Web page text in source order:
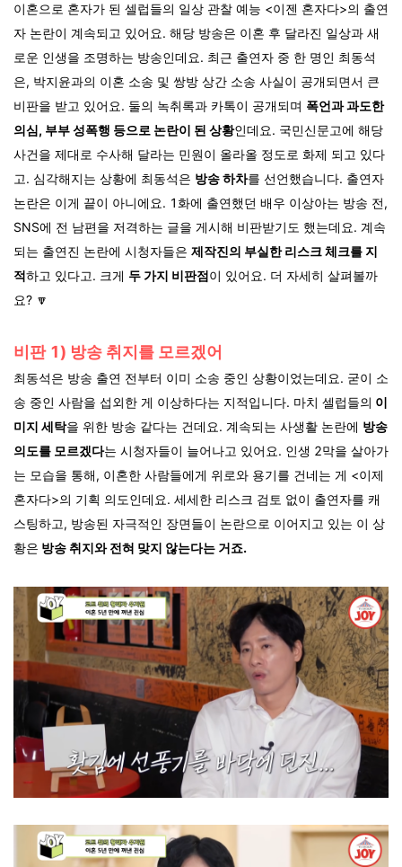
이혼으로 혼자가 된 셀럽들의 일상 관찰 예능 <이젠 혼자다>의 출연
자 논란이 계속되고 있어요. 해당 방송은 이혼 후 달라진 일상과 새
로운 인생을 조명하는 방송인데요. 최근 출연자 중 한 명인 최동석
은, 박지윤과의 이혼 소송 및 쌍방 상간 소송 사실이 공개되면서 큰
비판을 받고 있어요. 둘의 녹취록과 카톡이 공개되며 폭언과 과도한
의심, 부부 성폭행 등으로 논란이 된 상황인데요. 국민신문고에 해당
사건을 제대로 수사해 달라는 민원이 올라올 정도로 화제 되고 있다
고. 심각해지는 상황에 최동석은 방송 하차를 선언했습니다. 출연자
논란은 이게 끝이 아니에요. 1화에 출연했던 배우 이상아는 방송 전,
SNS에 전 남편을 저격하는 글을 게시해 비판받기도 했는데요. 계속
되는 출연진 논란에 시청자들은 제작진의 부실한 리스크 체크를 지
적하고 있다고. 크게 두 가지 비판점이 있어요. 더 자세히 살펴볼까
요? 🔽
비판 1) 방송 취지를 모르겠어
최동석은 방송 출연 전부터 이미 소송 중인 상황이었는데요. 굳이 소
송 중인 사람을 섭외한 게 이상하다는 지적입니다. 마치 셀럽들의 이
미지 세탁을 위한 방송 같다는 건데요. 계속되는 사생활 논란에 방송
의도를 모르겠다는 시청자들이 늘어나고 있어요. 인생 2막을 살아가
는 모습을 통해, 이혼한 사람들에게 위로와 용기를 건네는 게 <이제
혼자다>의 기획 의도인데요. 세세한 리스크 검토 없이 출연자를 캐
스팅하고, 방송된 자극적인 장면들이 논란으로 이어지고 있는 이 상
황은 방송 취지와 전혀 맞지 않는다는 거죠.